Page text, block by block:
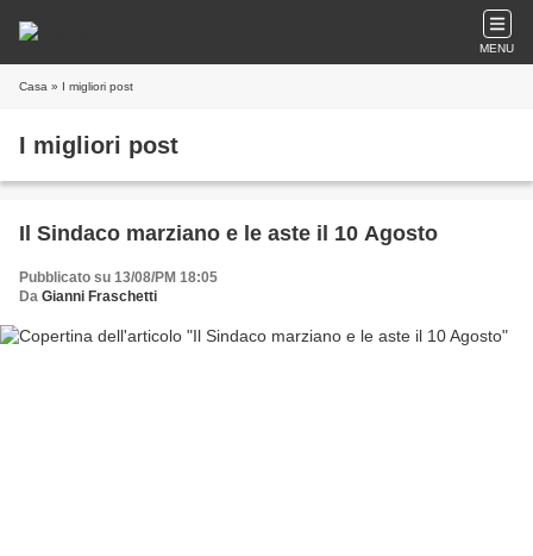
MENU
Casa » I migliori post
I migliori post
Il Sindaco marziano e le aste il 10 Agosto
Pubblicato su 13/08/PM 18:05
Da Gianni Fraschetti